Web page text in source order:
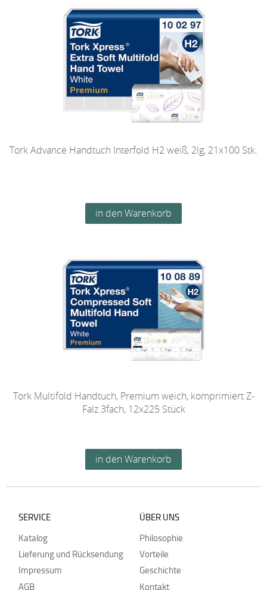
Tork Advance Handtuch Interfold H2 weiß, 2lg, 21x100 Stk.
Tork Multifold Handtuch, Premium weich, komprimiert Z-
Falz 3fach, 12x225 Stück
SERVICE
Katalog
Lieferung und Rücksendung
Impressum
AGB
ÜBER UNS
Philosophie
Vorteile
Geschichte
Kontakt